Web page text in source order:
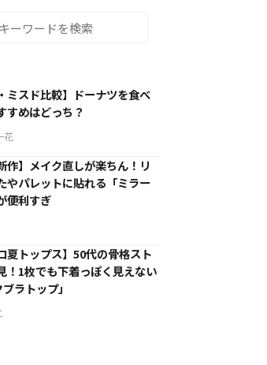
ミスド比較】ドーナツを食べ
すめはどっち？
花
作】メイク直しが楽ちん！リ
やパレットに貼れる「ミラー
便利すぎ
夏トップス】50代の骨格スト
！1枚でも下着っぽく見えない
ブラトップ」